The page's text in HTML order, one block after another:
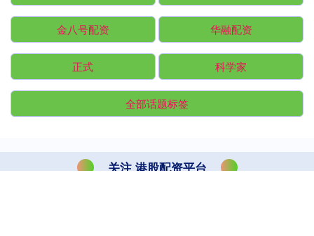
金八号配资 华融配资
正式 科学家
全部话题标签
关注 港股配资平台